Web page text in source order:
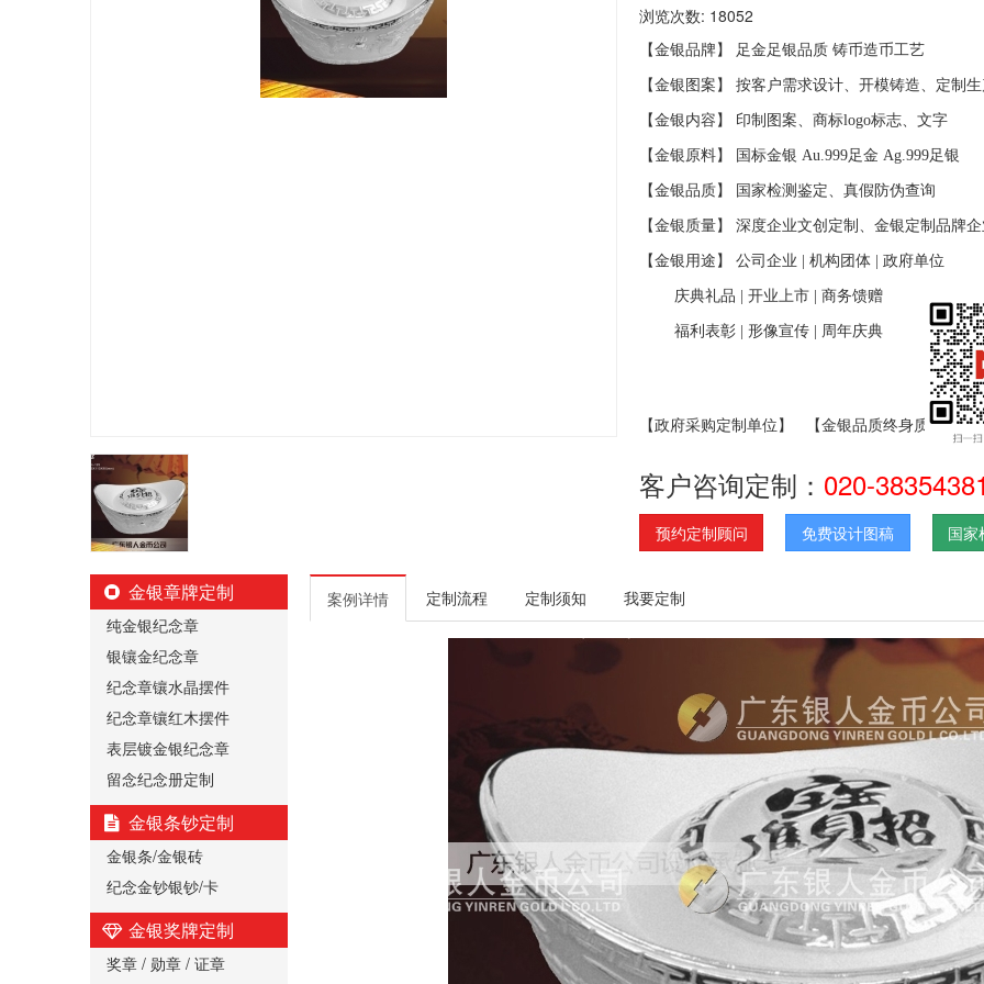
浏览次数: 18052
【金银品牌】 足金足银品质 铸币造币工艺
【金银图案】 按客户需求设计、开模铸造、定制
【金银内容】 印制图案、商标logo标志、文字
【金银原料】 国标金银 Au.999足金 Ag.999足银
【金银品质】 国家检测鉴定、真假防伪查询
【金银质量】 深度企业文创定制、金银定制品牌
【金银用途】 公司企业 机构团体 政府单位
庆典礼品 开业上市 商务馈赠
福利表彰 形像宣传 周年庆典
【政府采购定制单位】 【金银品质终身质保】
客户咨询定制： 020-
预约定制顾问 免费设计图稿 国家
金银章牌定制
纯金银纪念章
银镶金纪念章
纪念章镶水晶摆件
纪念章镶红木摆件
表层镀金银纪念章
留念纪念册定制
金银条钞定制
金银条/金银砖
纪念金钞银钞/卡
金银奖牌定制
奖章 / 勋章 / 证章
案例详情 定制流程 定制须知 我要定制